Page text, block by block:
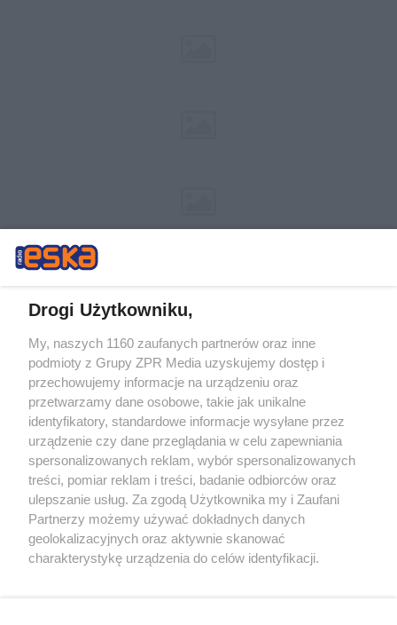
Żaden utwór zamieszczony w serwisie nie może być powielany i
rozpowszechniany lub dalej rozpowszechniany w jakikolwiek sposób (w
tym także elektroniczny lub mechaniczny) na jakimkolwiek polu
eksploatacji w jakiejkolwiek formie, włącznie z umieszczaniem w
Internecie bez pisemnej zgody właściciela praw. Jakiekolwiek użycie lub
wykorzystanie utworów w całości lub w części z naruszeniem prawa,
tzn. bez właściwej zgody, jest zabronione pod groźbą kary i może być
ścigane prawnie.
Drogi Użytkowniku,
My, naszych 1160 zaufanych partnerów oraz inne
podmioty z Grupy ZPR Media uzyskujemy dostęp i
przechowujemy informacje na urządzeniu oraz
przetwarzamy dane osobowe, takie jak unikalne
identyfikatory, standardowe informacje wysyłane przez
urządzenie czy dane przeglądania w celu zapewniania
spersonalizowanych reklam, wybór spersonalizowanych
treści, pomiar reklam i treści, badanie odbiorców oraz
ulepszanie usług. Za zgodą Użytkownika my i Zaufani
Partnerzy możemy używać dokładnych danych
geolokalizacyjnych oraz aktywnie skanować
charakterystykę urządzenia do celów identyfikacji.